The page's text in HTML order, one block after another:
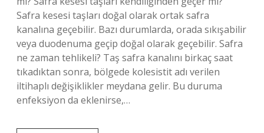
Safra kesesi taşları doğal olarak ortak safra
kanalına geçebilir. Bazı durumlarda, orada sıkışabilir
veya duodenuma geçip doğal olarak geçebilir. Safra
ne zaman tehlikeli? Taş safra kanalını birkaç saat
tıkadıktan sonra, bölgede kolesistit adı verilen
iltihaplı değişiklikler meydana gelir. Bu duruma
enfeksiyon da eklenirse,…